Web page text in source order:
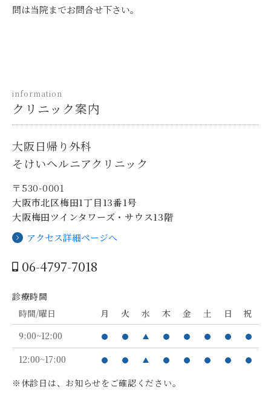
問は当院までお問合せ下さい。
information
クリニック案内
大阪日帰り外科
そけいヘルニアクリニック
〒530-0001
大阪市北区梅田1丁目13番1号
大阪梅田ツインタワーズ・サウス13階
アクセス詳細ページへ
06-4797-7018
診療時間
時間/曜日
月 火 水 木 金 土 日
祝
9:00~12:00
12:00~17:00
※休診日は、お知らせをご確認ください。